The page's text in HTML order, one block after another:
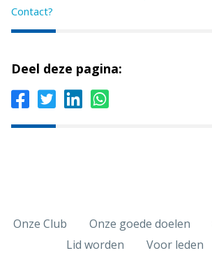
Contact?
Deel deze pagina:
Onze Club Onze goede doelen
Lid worden
Voor leden